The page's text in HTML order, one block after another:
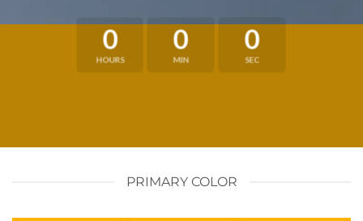
0
HOURS
0
MIN
0
SEC
PRIMARY COLOR